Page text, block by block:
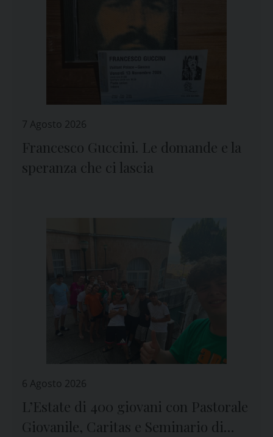
7 Agosto 2026
Francesco Guccini. Le domande e la
speranza che ci lascia
6 Agosto 2026
L’Estate di 400 giovani con Pastorale
Giovanile, Caritas e Seminario di